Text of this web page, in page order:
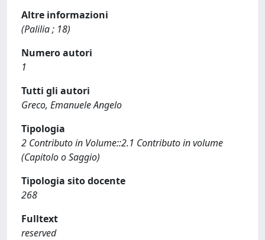
Altre informazioni
(Palilia ; 18)
Numero autori
1
Tutti gli autori
Greco, Emanuele Angelo
Tipologia
2 Contributo in Volume::2.1 Contributo in volume
(Capitolo o Saggio)
Tipologia sito docente
268
Fulltext
reserved